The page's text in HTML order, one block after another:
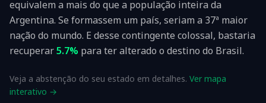
equivalem a mais do que a população inteira da
Argentina. Se formassem um país, seriam a 37ª maior
nação do mundo. E desse contingente colossal, bastaria
recuperar5.7% para ter alterado o destino do Brasil.
Veja a abstenção do seu estado em detalhes. Ver mapa
interativo →